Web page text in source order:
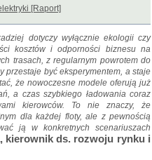
[Raport]
dotyczy wyłącznie ekologii czy
kosztów i odporności biznesu na
trasach, z regularnym powrotem do
przestaje być eksperymentem, a staje
że nowoczesne modele oferują już
a czas szybkiego ładowania coraz
kierowców. To nie znaczy, że
dla każdej floty, ale z pewnością
ją w konkretnych scenariuszach
kierownik ds. rozwoju rynku i